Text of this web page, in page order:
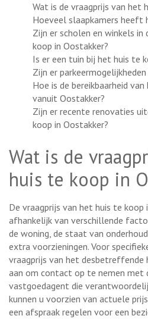
Wat is de vraagprijs van het
Hoeveel slaapkamers heeft
Zijn er scholen en winkels
koop in Oostakker?
Is er een tuin bij het huis te
Zijn er
Hoe is de bereikbaarheid
vanuit Oostakker?
Zijn er recente renovaties
koop in Oostakker?
Wat is de
huis te koop in
De vraagprijs van het huis te koop
afhankelijk van verschillende
de woning, de staat van
extra voorzieningen. Voor
vraagprijs van het desbetreffende
aan om contact op te nemen met
vastgoedagent die
kunnen u voorzien van actuele
een afspraak regelen voor een